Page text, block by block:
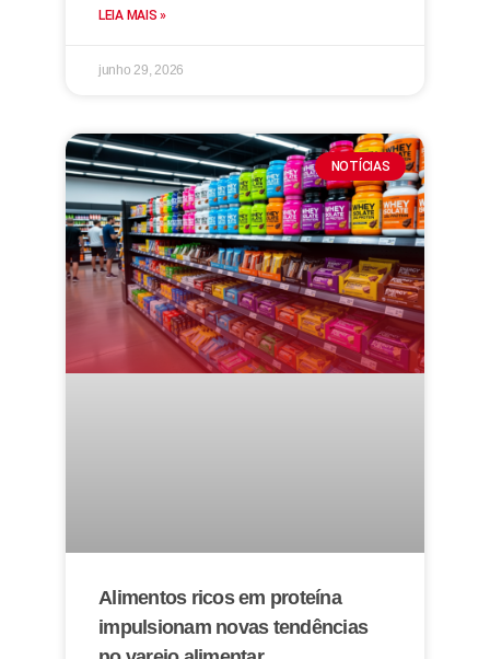
LEIA MAIS »
junho 29, 2026
NOTÍCIAS
Alimentos ricos em proteína
impulsionam novas tendências